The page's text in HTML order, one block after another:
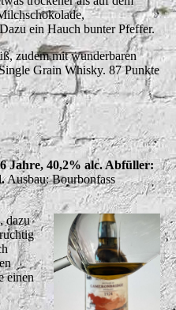
ein Hauch bunter Pfeffer.
zudem mit wunderbaren
Grain Whisky. 87 Punkte
Jahre, 40,2% alc. Abfüller:
Ausbau: Bourbonfass
dazu
einen